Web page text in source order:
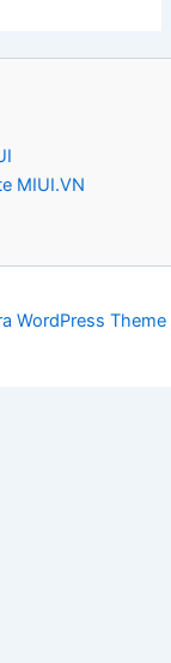
MIUI.VN
WordPress Theme